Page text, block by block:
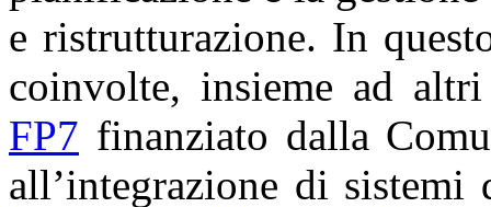
e ristrutturazione. In
coinvolte, insieme ad
FP7 finanziato dalla
all’integrazione di